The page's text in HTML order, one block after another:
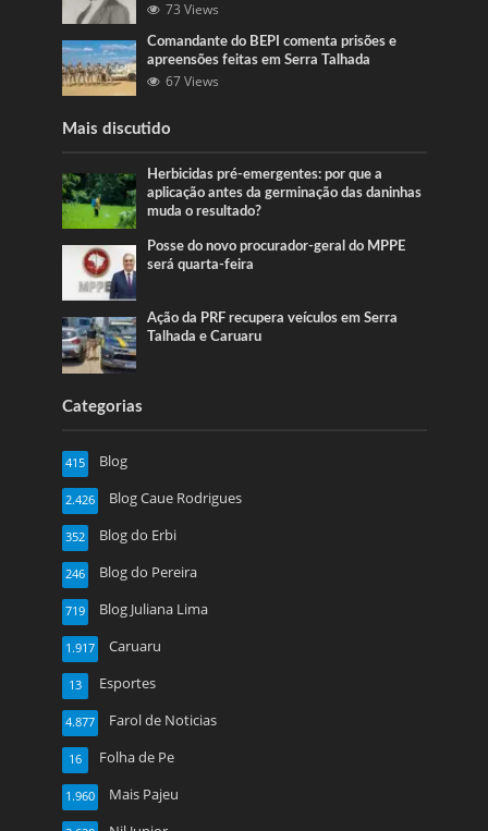
73 Views
Comandante do BEPI comenta prisões e
apreensões feitas em Serra Talhada
67 Views
Mais discutido
Herbicidas pré-emergentes: por que a
aplicação antes da germinação das daninhas
muda o resultado?
Posse do novo procurador-geral do MPPE
será quarta-feira
Ação da PRF recupera veículos em Serra
Talhada e Caruaru
Categorias
Blog
415
Blog Caue Rodrigues
2.426
Blog do Erbi
352
Blog do Pereira
246
Blog Juliana Lima
719
Caruaru
1.917
Esportes
13
Farol de Noticias
4.877
Folha de Pe
16
Mais Pajeu
1.960